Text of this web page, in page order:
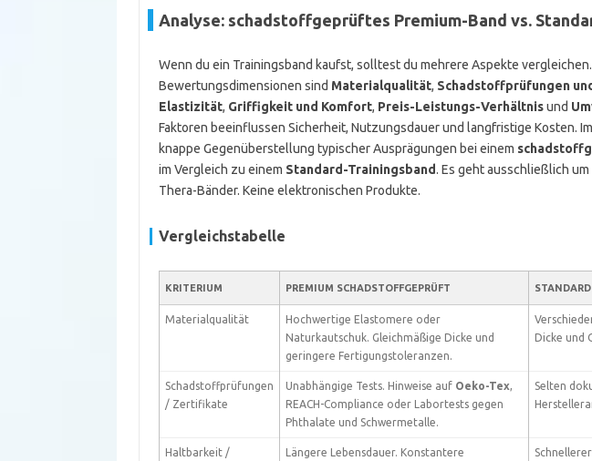
Analyse: schadstoffgeprüftes Premium-Band vs.
Wenn du ein Trainingsband kaufst, solltest du mehrere Aspekte
Bewertungsdimensionen sind Materialqualität, Schadstoffprüfungen
Elastizität, Griffigkeit und Komfort, Preis-Leistungs-Verhältnisund
Faktoren beeinflussen Sicherheit, Nutzungsdauer und langfristige Kosten.
knappe Gegenüberstellung typischer Ausprägungen bei einem
im Vergleich zu einem Standard-Trainingsband. Es geht ausschließlich
Thera-Bänder. Keine elektronischen Produkte.
Vergleichstabelle
KRITERIUM PREMIUM SCHADSTOFFGEPRÜFT STANDARD
Materialqualität
Hochwertige Elastomere oder
Naturkautschuk. Gleichmäßige Dicke und
geringere Fertigungstoleranzen.
Dicke und
Schadstoffprüfungen
/ Zertifikate
Unabhängige Tests. Hinweise auf Oeko-Tex,
REACH-Compliance oder Labortests gegen
Phthalate und Schwermetalle.
Selten
Haltbarkeit /
Längere Lebensdauer. Konstantere